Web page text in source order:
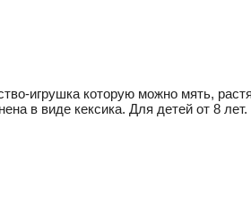
игрушка которую можно мять,
в виде кексика. Для детей от 8